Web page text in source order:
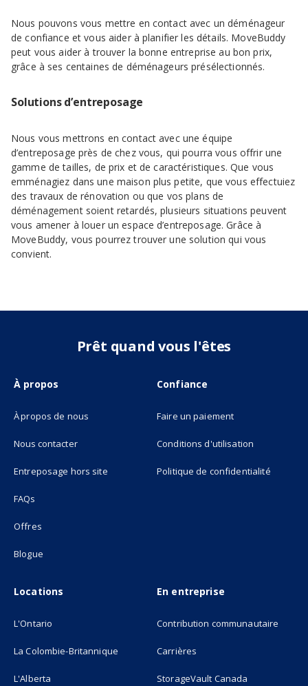
Nous pouvons vous mettre en contact avec un déménageur
de confiance et vous aider à planifier les détails. MoveBuddy
peut vous aider à trouver la bonne entreprise au bon prix,
grâce à ses centaines de déménageurs présélectionnés.
Solutions d’entreposage
Nous vous mettrons en contact avec une équipe
d’entreposage près de chez vous, qui pourra vous offrir une
gamme de tailles, de prix et de caractéristiques. Que vous
emménagiez dans une maison plus petite, que vous effectuiez
des travaux de rénovation ou que vos plans de
déménagement soient retardés, plusieurs situations peuvent
vous amener à louer un espace d’entreposage. Grâce à
MoveBuddy, vous pourrez trouver une solution qui vous
convient.
Prêt quand vous l'êtes
À propos
À propos de nous
Nous contacter
Entreposage hors site(opens in new tab)
FAQs
Offres
Blogue
Confiance
Faire un paiement
Conditions d'utilisation
Politique de confidentialité
Locations
L'Ontario
La Colombie-Britannique
L'Alberta
En entreprise
Contribution communautaire
Carrières
StorageVault Canada